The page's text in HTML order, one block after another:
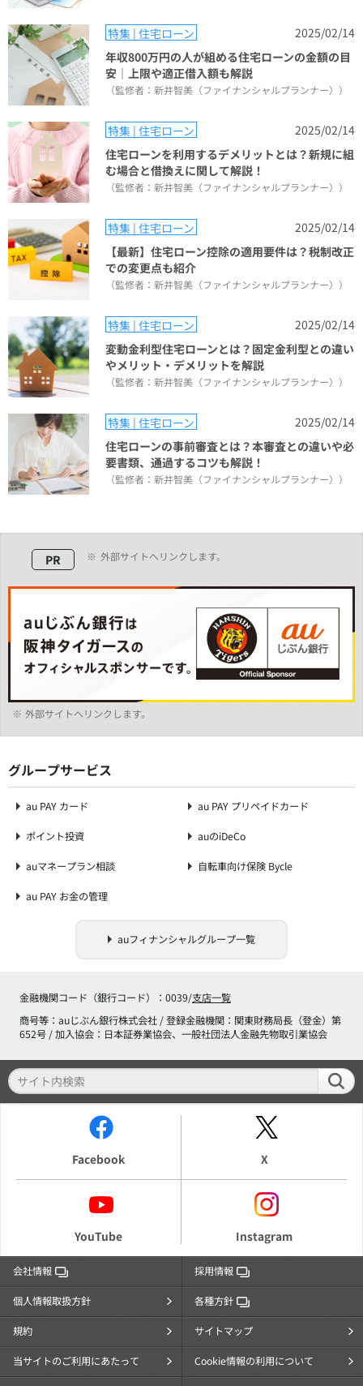
特集 | 住宅ローン
2025/02/14
年収800万円の人が組める住宅ローンの金額の目
安｜上限や適正借入額も解説
（監修者：新井智美（ファイナンシャルプランナー））
特集 | 住宅ローン
2025/02/14
住宅ローンを利用するデメリットとは？新規に組
む場合と借換えに関して解説！
（監修者：新井智美（ファイナンシャルプランナー））
特集 | 住宅ローン
2025/02/14
【最新】住宅ローン控除の適用要件は？税制改正
での変更点も紹介
（監修者：新井智美（ファイナンシャルプランナー））
特集 | 住宅ローン
2025/02/14
変動金利型住宅ローンとは？固定金利型との違い
やメリット・デメリットを解説
（監修者：新井智美（ファイナンシャルプランナー））
特集 | 住宅ローン
2025/02/14
住宅ローンの事前審査とは？本審査との違いや必
要書類、通過するコツも解説！
（監修者：新井智美（ファイナンシャルプランナー））
PR ※ 外部サイトへリンクします。
※ 外部サイトへリンクします。
グループサービス
au PAY カード au PAY プリペイドカード
ポイント投資 auのiDeCo
auマネープラン相談 自転車向け保険 Bycle
au PAY お金の管理
auフィナンシャルグループ一覧
金融機関コード（銀行コード）：0039/支店一覧
商号等：auじぶん銀行株式会社 / 登録金融機関：関東財務局長（登金）第
652号 / 加入協会：日本証券業協会、一般社団法人金融先物取引業協会
Facebook X
YouTube Instagram
会社情報 採用情報
個人情報取扱方針 各種方針
規約 サイトマップ
当サイトのご利用にあたって Cookie情報の利用について